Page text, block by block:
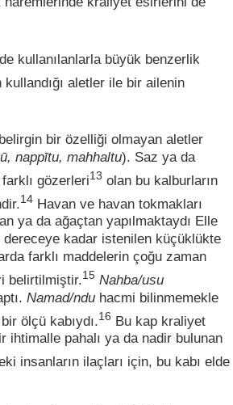
kullanılanlarla büyük benzerlik
kullandığı aletler ile bir ailenin
bir özelliği olmayan aletler
nappītu, mahhaltu). Saz ya da
gözerleri13 olan bu kalburların
14Havan ve havan tokmakları
ya da ağaçtan yapılmaktaydı Elle
dereceye kadar istenilen küçüklükte
farklı maddelerin çoğu zaman
belirtilmiştir.15 Nahba/usu
Namad/ndu hacmi bilinmemekle
ölçü kabıydı.16 Bu kap kraliyet
ihtimalle pahalı ya da nadir bulunan
insanların ilaçları için, bu kabı elde